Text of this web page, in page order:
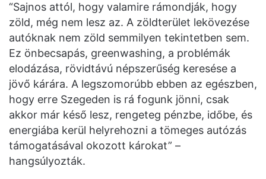
“Sajnos attól, hogy valamire rámondják, hogy
zöld, még nem lesz az. A zöldterület lekövezése
autóknak nem zöld semmilyen tekintetben sem.
Ez önbecsapás, greenwashing, a problémák
elodázása, rövidtávú népszerűség keresése a
jövő kárára. A legszomorúbb ebben az egészben,
hogy erre Szegeden is rá fogunk jönni, csak
akkor már késő lesz, rengeteg pénzbe, időbe, és
energiába kerül helyrehozni a tömeges autózás
támogatásával okozott károkat” –
hangsúlyozták.